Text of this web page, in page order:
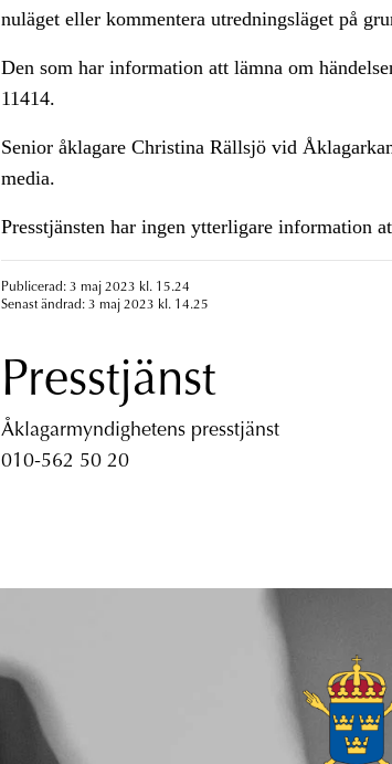
nuläget eller kommentera utredningsläget på
Den som har information att lämna om
11414.
Senior åklagare Christina Rällsjö vid
media.
Presstjänsten har ingen ytterligare information
Publicerad: 3 maj 2023 kl. 15.24
Senast ändrad: 3 maj 2023 kl. 14.25
Presstjänst
Åklagarmyndighetens presstjänst
010-562 50 20